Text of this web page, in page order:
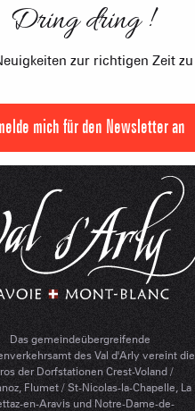
Das gemeindeübergreifende
des Val d'Arly vereint die
der Dorfstationen Crest-Voland /
Flumet / St-Nicolas-la-Chapelle, La
en-Aravis und Notre-Dame-de-
Dring dring !
zur richtigen Zeit zu
mich für den Newsletter an